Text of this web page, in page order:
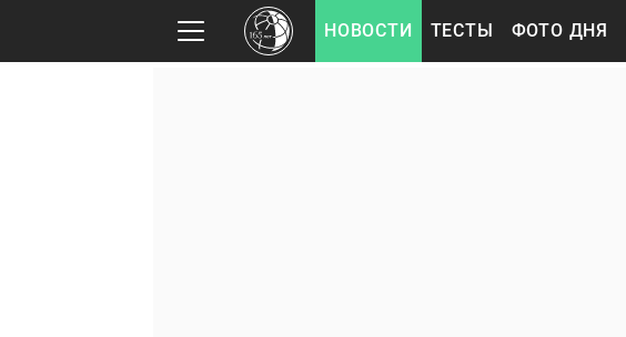
НОВОСТИ ТЕСТЫ ФОТО ДНЯ